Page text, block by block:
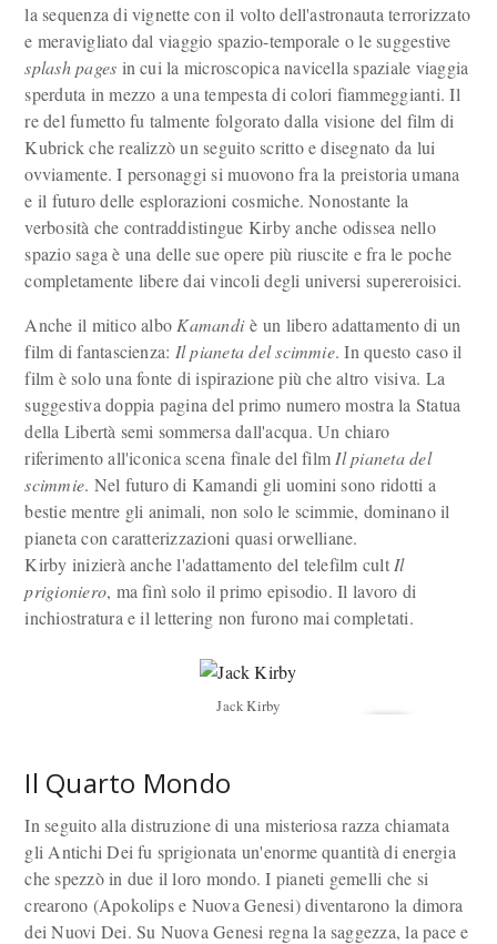
la sequenza di vignette con il volto dell'astronauta terrorizzato
e meravigliato dal viaggio spazio-temporale o le suggestive
splash pages in cui la microscopica navicella spaziale viaggia
sperduta in mezzo a una tempesta di colori fiammeggianti. Il
re del fumetto fu talmente folgorato dalla visione del film di
Kubrick che realizzò un seguito scritto e disegnato da lui
ovviamente. I personaggi si muovono fra la preistoria umana
e il futuro delle esplorazioni cosmiche. Nonostante la
verbosità che contraddistingue Kirby anche odissea nello
spazio saga è una delle sue opere più riuscite e fra le poche
completamente libere dai vincoli degli universi supereroisici.
Anche il mitico albo Kamandiè un libero adattamento di un
film di fantascienza: Il pianeta del scimmie. In questo caso il
film è solo una fonte di ispirazione più che altro visiva. La
suggestiva doppia pagina del primo numero mostra la Statua
della Libertà semi sommersa dall'acqua. Un chiaro
riferimento all'iconica scena finale del film Il pianeta del
scimmie. Nel futuro di Kamandi gli uomini sono ridotti a
bestie mentre gli animali, non solo le scimmie, dominano il
pianeta con caratterizzazioni quasi orwelliane.
Kirby inizierà anche l'adattamento del telefilm cult Il
prigioniero, ma finì solo il primo episodio. Il lavoro di
inchiostratura e il lettering non furono mai completati.
Jack Kirby
Il Quarto Mondo
In seguito alla distruzione di una misteriosa razza chiamata
gli Antichi Dei fu sprigionata un'enorme quantità di energia
che spezzò in due il loro mondo. I pianeti gemelli che si
crearono (Apokolips e Nuova Genesi) diventarono la dimora
dei Nuovi Dei. Su Nuova Genesi regna la saggezza, la pace e